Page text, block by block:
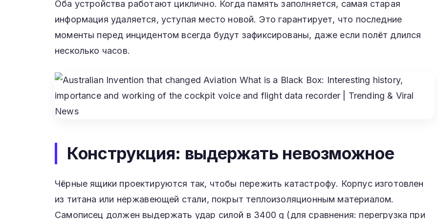
Оба устройства работают циклично. Когда память заполняется, самая старая
информация удаляется, уступая место новой. Это гарантирует, что последние
моменты перед инцидентом всегда будут зафиксированы, даже если полёт длился
несколько часов.
Конструкция: выдержать невозможное
Чёрные ящики проектируются так, чтобы пережить катастрофу. Корпус изготовлен
из титана или нержавеющей стали, покрыт теплоизоляционным материалом.
Самописец должен выдержать удар силой в 3400 g (для сравнения: перегрузка при